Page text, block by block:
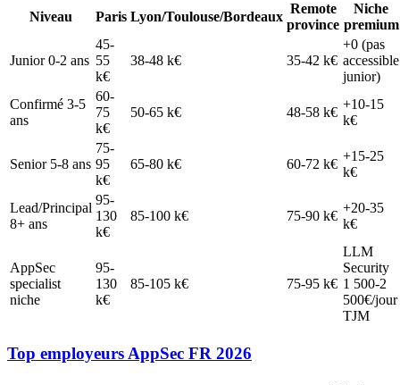
Niveau Paris Lyon/Toulouse/Bordeaux
Remote
province
Niche
premium
Junior 0-2 ans
45-
55
k€
38-48 k€ 35-42 k€
+0 (pas
accessible
junior)
Confirmé 3-5
ans
60-
75
k€
50-65 k€ 48-58 k€
+10-15
k€
Senior 5-8 ans
75-
95
k€
65-80 k€ 60-72 k€
+15-25
k€
Lead/Principal
8+ ans
95-
130
k€
85-100 k€ 75-90 k€
+20-35
k€
AppSec
specialist
niche
95-
130
k€
85-105 k€ 75-95 k€
LLM
Security
1 500-2
500€/jour
TJM
Top employeurs AppSec FR 2026